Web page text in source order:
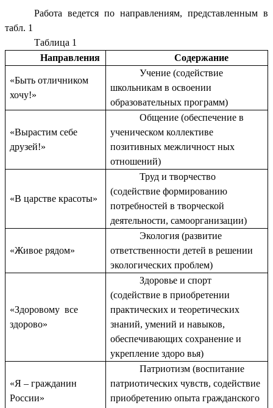
Работа ведется по направлениям, представленным в
табл. 1
Таблица 1
Направления
Содержание
«Быть отличником
хочу!»
Учение (содействие
школьникам в освоении
образовательных программ)
«Вырастим себе
друзей!»
Общение (обеспечение в
ученическом коллективе
позитивных межличност ных
отношений)
«В царстве красоты»
Труд и творчество
(содействие формированию
потребностей в творческой
деятельности, самоорганизации)
«Живое рядом»
Экология (развитие
ответственности детей в решении
экологических проблем)
«Здоровому все
здорово»
Здоровье и спорт
(содействие в приобретении
практических и теоретических
знаний, умений и навыков,
обеспечивающих сохранение и
укрепление здоро вья)
«Я – гражданин
России»
Патриотизм (воспитание
патриотических чувств, содействие
приобретению опыта гражданского